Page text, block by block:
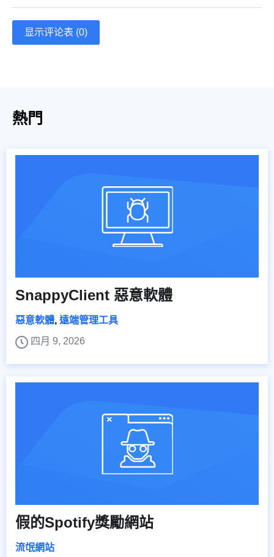
显示评论表 (0)
熱門
SnappyClient 惡意軟體
惡意軟體, 遠端管理工具
四月 9, 2026
假的Spotify獎勵網站
流氓網站